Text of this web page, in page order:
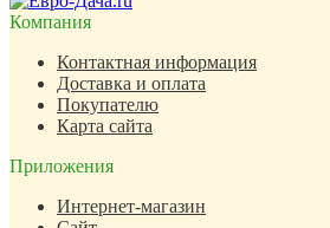
Компания
Контактная информация
Доставка и оплата
Покупателю
Карта сайта
Приложения
Интернет-магазин